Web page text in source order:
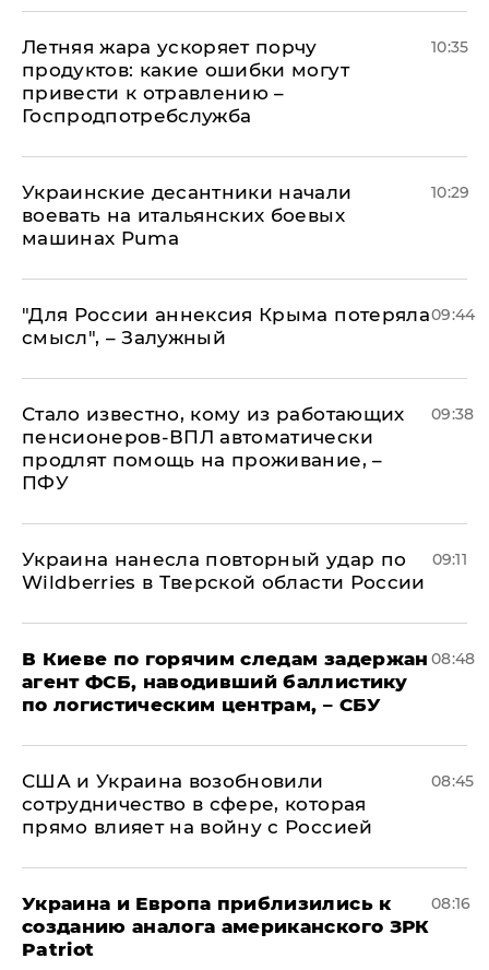
Летняя жара ускоряет порчу
продуктов: какие ошибки могут
привести к отравлению –
Госпродпотребслужба
10:35
Украинские десантники начали
воевать на итальянских боевых
машинах Puma
10:29
"Для России аннексия Крыма потеряла
смысл", – Залужный
09:44
Стало известно, кому из работающих
пенсионеров-ВПЛ автоматически
продлят помощь на проживание, –
ПФУ
09:38
Украина нанесла повторный удар по
Wildberries в Тверской области России
09:11
В Киеве по горячим следам задержан
агент ФСБ, наводивший баллистику
по логистическим центрам, – СБУ
08:48
США и Украина возобновили
сотрудничество в сфере, которая
прямо влияет на войну с Россией
08:45
Украина и Европа приблизились к
созданию аналога американского ЗРК
Patriot
08:16